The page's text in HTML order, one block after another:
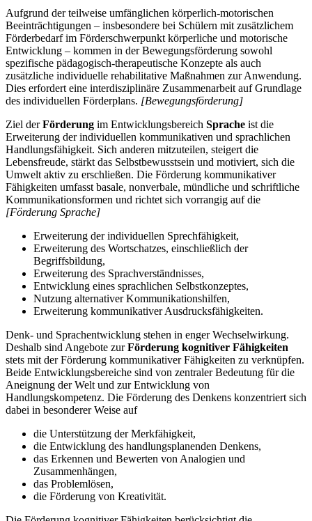
Aufgrund der teilweise umfänglichen körperlich-motorischen
Beeinträchtigungen – insbesondere bei Schülern mit zusätzlichem
Förderbedarf im Förderschwerpunkt körperliche und motorische
Entwicklung – kommen in der Bewegungsförderung sowohl
spezifische pädagogisch-therapeutische Konzepte als auch
zusätzliche individuelle rehabilitative Maßnahmen zur Anwendung.
Dies erfordert eine interdisziplinäre Zusammenarbeit auf Grundlage
des individuellen Förderplans. [Bewegungsförderung]
Ziel derFörderung im Entwicklungsbereich Sprache ist die
Erweiterung der individuellen kommunikativen und sprachlichen
Handlungsfähigkeit. Sich anderen mitzuteilen, steigert die
Lebensfreude, stärkt das Selbstbewusstsein und motiviert, sich die
Umwelt aktiv zu erschließen. Die Förderung kommunikativer
Fähigkeiten umfasst basale, nonverbale, mündliche und schriftliche
Kommunikationsformen und richtet sich vorrangig auf die
[Förderung Sprache]
Erweiterung der individuellen Sprechfähigkeit,
Erweiterung des Wortschatzes, einschließlich der
Begriffsbildung,
Erweiterung des Sprachverständnisses,
Entwicklung eines sprachlichen Selbstkonzeptes,
Nutzung alternativer Kommunikationshilfen,
Erweiterung kommunikativer Ausdrucksfähigkeiten.
Denk- und Sprachentwicklung stehen in enger Wechselwirkung.
Deshalb sind Angebote zurFörderung kognitiver Fähigkeiten
stets mit der Förderung kommunikativer Fähigkeiten zu verknüpfen.
Beide Entwicklungsbereiche sind von zentraler Bedeutung für die
Aneignung der Welt und zur Entwicklung von
Handlungskompetenz. Die Förderung des Denkens konzentriert sich
dabei in besonderer Weise auf
die Unterstützung der Merkfähigkeit,
die Entwicklung des handlungsplanenden Denkens,
das Erkennen und Bewerten von Analogien und
Zusammenhängen,
das Problemlösen,
die Förderung von Kreativität.